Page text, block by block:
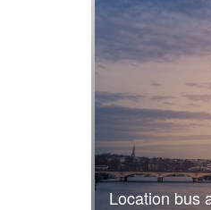
Location bus